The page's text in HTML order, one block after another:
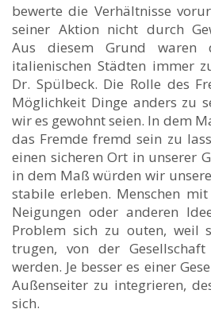
bewerte die Verhältnisse
seiner Aktion nicht durch
Aus diesem Grund
italienischen Städten immer
Dr. Spülbeck. Die Rolle des
Möglichkeit Dinge anders zu
wir es gewohnt seien. In dem
das Fremde fremd sein zu
einen sicheren Ort in unserer
in dem Maß würden wir
stabile erleben. Menschen
Neigungen oder anderen
Problem sich zu outen, weil
trugen, von der
werden. Je besser es einer
Außenseiter zu integrieren,
sich.